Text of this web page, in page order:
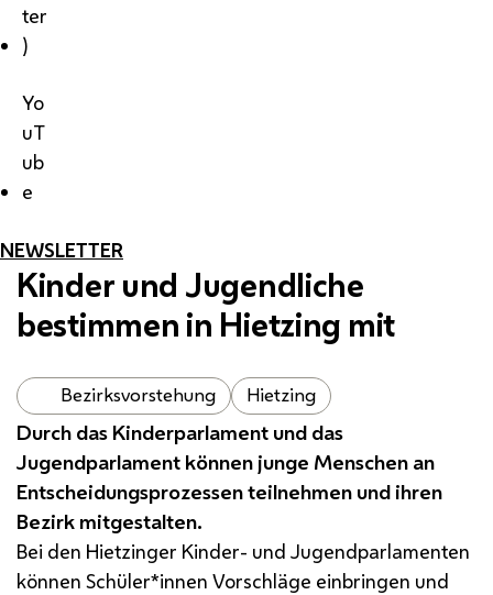
ter
)
Yo
uT
ub
e
NEWSLETTER
Kinder und Jugendliche
bestimmen in Hietzing mit
Bezirksvorstehung Hietzing
Durch das Kinderparlament und das
Jugendparlament können junge Menschen an
Entscheidungsprozessen teilnehmen und ihren
Bezirk mitgestalten.
Bei den Hietzinger Kinder- und Jugendparlamenten
können Schüler*innen Vorschläge einbringen und